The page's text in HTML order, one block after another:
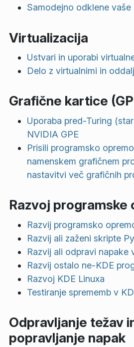
Samodejno odklene vaše
Virtualizacija
Ustvari in uporabi
Delo z virtualnimi in
Grafične kartice
Uporaba pred-Turing
NVIDIA GPE
Prisili programsko
namenskem grafičnem
nastavitvi več grafičnih
Razvoj programske
Razvij programsko
Razvij ali zaženi skripte
Razvij ali odpravi napake
Razvij ostalo ne-KDE
Razvoj KDE Linuxa
Testiranje sprememb v
Odpravljanje težav
popravljanje napak